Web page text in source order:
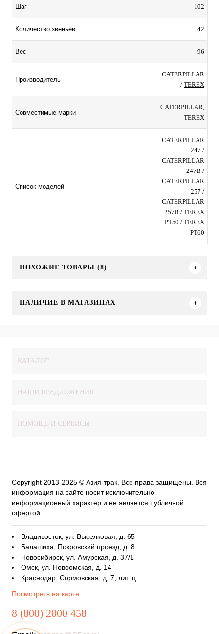
Шаг 102
Количество звеньев 42
Вес 96
Производитель
CATERPILLAR
/ TEREX
Совместимые марки
CATERPILLAR,
TEREX
Список моделей
CATERPILLAR
247 /
CATERPILLAR
247B /
CATERPILLAR
257 /
CATERPILLAR
257B / TEREX
PT50 / TEREX
PT60
ПОХОЖИЕ ТОВАРЫ (8)
НАЛИЧИЕ В МАГАЗИНАХ
КАТАЛОГ
НАШИ ПРЕДЛОЖЕНИЯ
ПОМОЩЬ И СЕРВИСЫ
Copyright 2013-2025 © Азия-трак. Все права защищены. Вся
информация на сайте носит исключительно
информационный характер и не является публичной
офертой.
Владивосток, ул. Выселковая, д. 65
Балашиха, Покровский проезд, д. 8
Новосибирск, ул. Амурская, д. 37/1
Омск, ул. Новоомская, д. 14
Краснодар, Сормовская, д. 7, лит. ц
Посмотреть на карте
8 (800) 2000 458